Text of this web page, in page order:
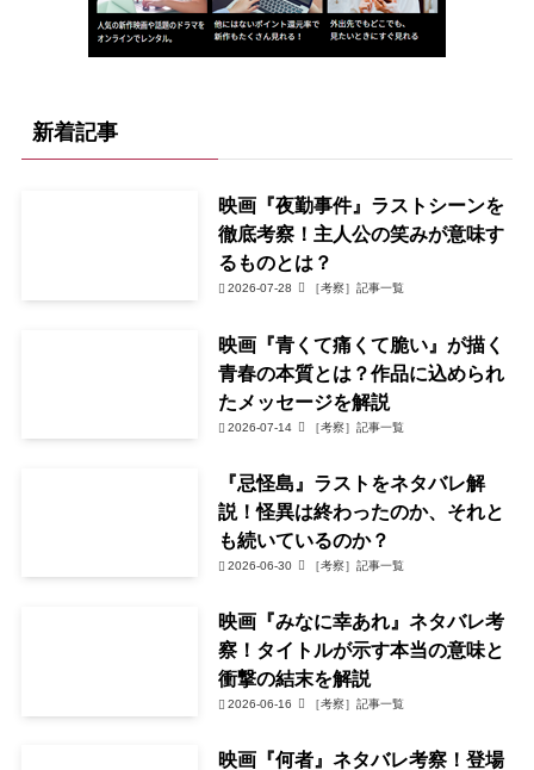
新着記事
映画『夜勤事件』ラストシーンを
徹底考察！主人公の笑みが意味す
るものとは？
2026-07-28 ［考察］記事一覧
映画『青くて痛くて脆い』が描く
青春の本質とは？作品に込められ
たメッセージを解説
2026-07-14 ［考察］記事一覧
『忌怪島』ラストをネタバレ解
説！怪異は終わったのか、それと
も続いているのか？
2026-06-30 ［考察］記事一覧
映画『みなに幸あれ』ネタバレ考
察！タイトルが示す本当の意味と
衝撃の結末を解説
2026-06-16 ［考察］記事一覧
映画『何者』ネタバレ考察！登場